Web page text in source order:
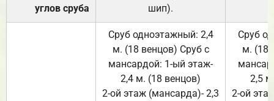
углов сруба
шип).
Сруб одноэтажный: 2,4
м. (18 венцов) Сруб с
мансардой: 1-ый этаж-
2,4 м. (18 венцов)
2-ой этаж (мансарда)- 2,3
Сруб
м. (18
2,5
2-ой